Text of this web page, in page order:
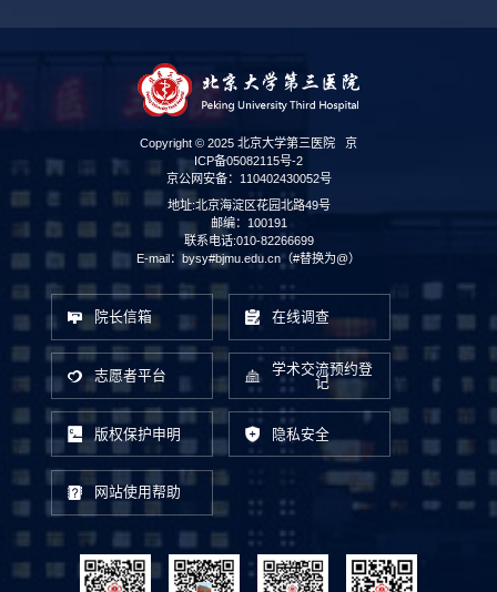
Copyright © 2025 北京大学第三医院
京
ICP备05082115号-2
京公网安备：110402430052号
地址:北京海淀区花园北路49号
邮编：100191
联系电话:010-82266699
E-mail：bysy#bjmu.edu.cn（#替换为@）
院长信箱 在线调查
志愿者平台
学术交流预约登
记
版权保护申明 隐私安全
网站使用帮助